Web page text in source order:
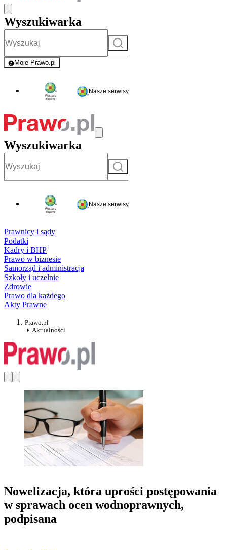
Wyszukiwarka
Szukaj
Moje Prawo.pl
- rejestracja i logowanie do serwisu
Nasze serwisy
Wyszukiwarka
Szukaj
Nasze serwisy
Prawnicy i sądy
Podatki
Kadry i BHP
Prawo w biznesie
Samorząd i administracja
Szkoły i uczelnie
Zdrowie
Prawo dla każdego
Akty Prawne
Prawo.pl
Aktualności
Nowelizacja, która uprości postępowania
w sprawach ocen wodnoprawnych,
podpisana